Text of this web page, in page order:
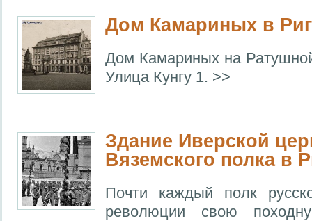
Дом Камариных в
Дом Камариных на
Улица Кунгу 1. >>
Здание Иверской
Вяземского полка в
Почти каждый полк
революции свою